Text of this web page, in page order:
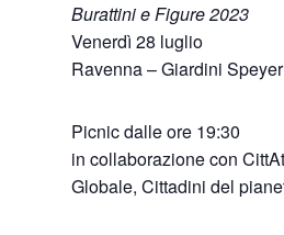
Burattini e Figure 2023
Venerdì 28 luglio
Ravenna – Giardini Speyer
Picnic dalle ore 19:30
in collaborazione con
Globale, Cittadini del